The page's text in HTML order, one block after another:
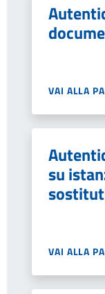
VAI ALLA
su
VAI ALLA